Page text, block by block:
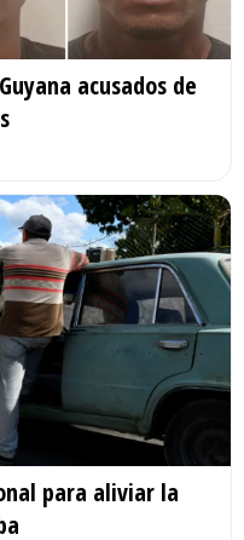
acusados de
para aliviar la